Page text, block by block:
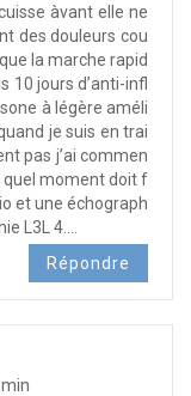
àvant elle ne
des douleurs cou
la marche rapid
10 jours d’anti-infl
à légère améli
je suis en trai
pas j’ai commen
quel moment doit f
et une échograph
L3L 4….
Répondre